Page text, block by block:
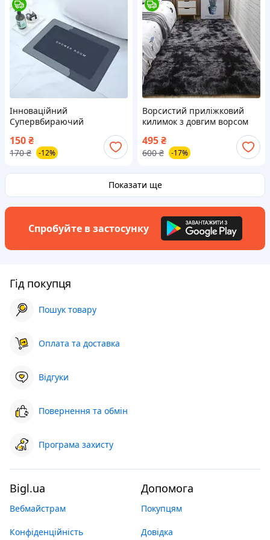
Інноваційний
Супервбираючий
Діатомітовий Килимок для
ванної 60*40см
прямокутний
150₴
170 ₴ -12%
Ворсистий приліжковий
килимок з довгим ворсом
Травичка 90*200см. темно-
сірий
495₴
600 ₴ -17%
Показати ще
Спробуйте в застосунку
Гід покупця
Пошук товару
Оплата та доставка
Відгуки
Повернення та обмін
Програма захисту
Bigl.ua
Вебмайстрам
Конфіденційність
Допомога
Покупцям
Довідка